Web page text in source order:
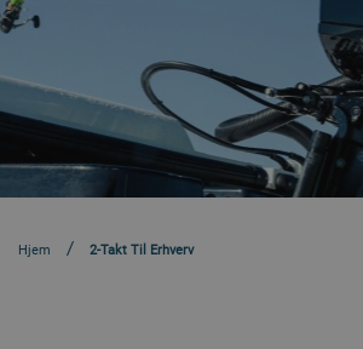
Hjem 2-Takt Til Erhverv